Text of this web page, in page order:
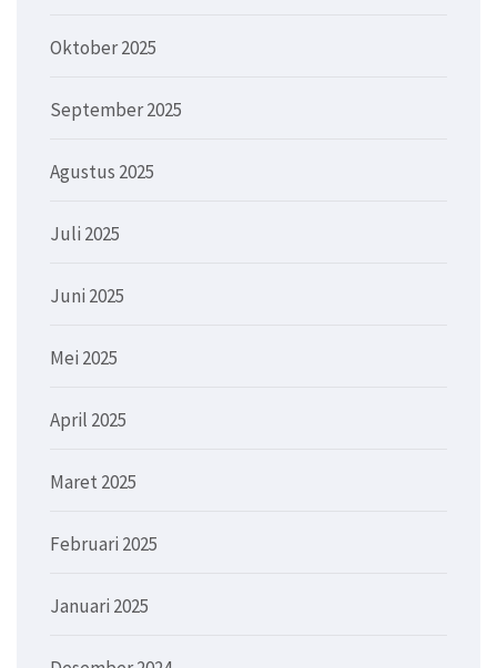
Oktober 2025
September 2025
Agustus 2025
Juli 2025
Juni 2025
Mei 2025
April 2025
Maret 2025
Februari 2025
Januari 2025